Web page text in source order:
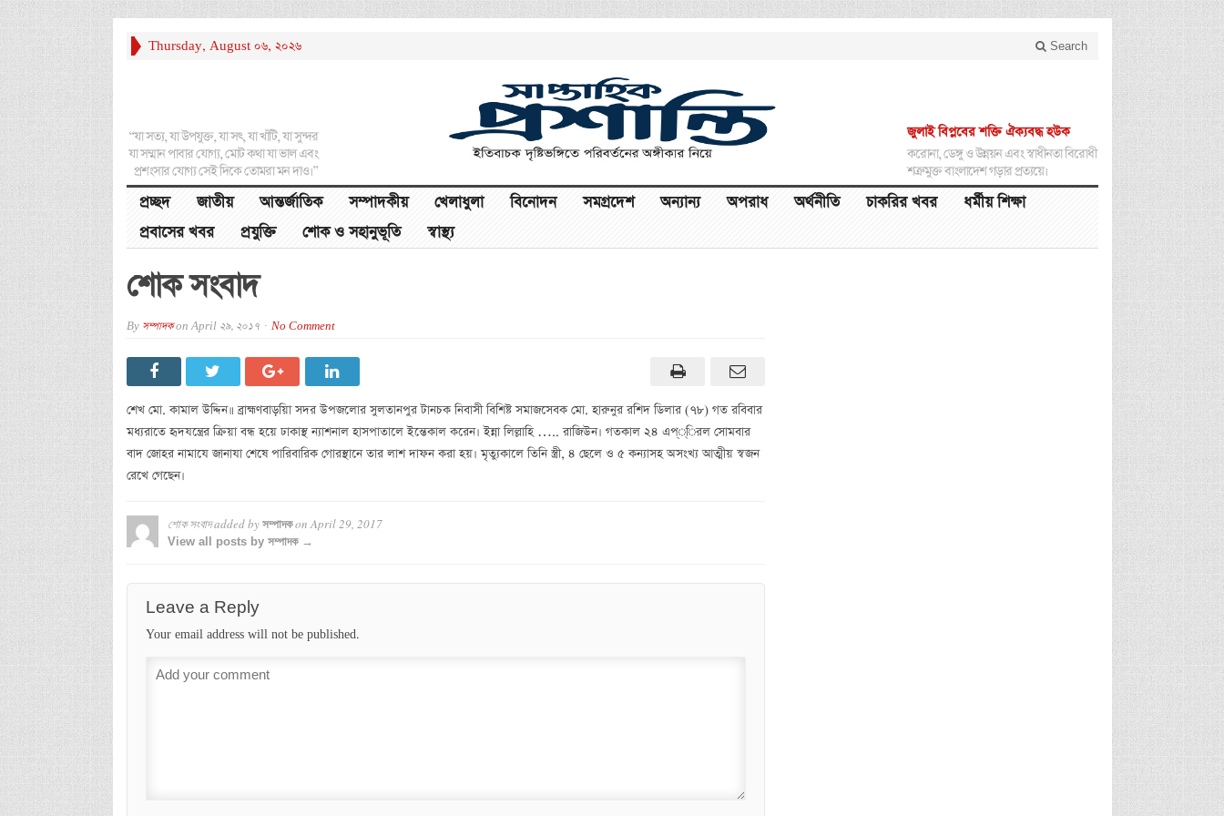
Thursday, August 06, 2026 Search
“যা সত্য, যা উপযুক্ত, যা সৎ, যা খাঁটি, যা সুন্দর
যা সম্মান পাবার যোগ্য, মোট কথা যা ভাল এবং
প্রশংসার যোগ্য সেই দিকে তোমরা মন দাও।”
জুলাই বিপ্লবের শক্তি ঐক্যবদ্ধ হউক
করোনা, ডেঙ্গু ও উন্নয়ন এবং স্বাধীনতা বিরোধী
শত্রুমুক্ত বাংলাদেশ গড়ার প্রত্যয়ে।
প্রচ্ছদ জাতীয় আন্তর্জাতিক সম্পাদকীয় খেলাধুলা বিনোদন সমগ্রদেশ অন্যান্য অপরাধ অর্থনীতি চাকরির খবর
ধর্মীয় শিক্ষা
প্রবাসের খবর
প্রযুক্তি শোক ও সহানুভূতি স্বাস্থ্য
শোক সংবাদ
By সম্পাদকonApril 29, 2017 No Comment
শেখ মো. কামাল উদ্দিন॥ ব্রাহ্মণবাড়য়িা সদর উপজলোর সুলতানপুর টানচক নিবাসী বিশিষ্ট সমাজসেবক মো. হারুনুর রশিদ ডিলার (৭৮) গত রবিবার
মধ্যরাতে হৃদযন্ত্রের ক্রিয়া বন্ধ হয়ে ঢাকাস্থ ন্যাশনাল হাসপাতালে ইন্তেকাল করেন। ইন্না লিল্লাহি ….. রাজিউন। গতকাল ২৪ এপ্্িরল সোমবার
বাদ জোহর নামাযে জানাযা শেষে পারিবারিক গোরস্থানে তার লাশ দাফন করা হয়। মৃত্যুকালে তিনি স্ত্রী, ৪ ছেলে ও ৫ কন্যাসহ অসংখ্য আত্মীয় স্বজন
রেখে গেছেন।
শোক সংবাদadded by সম্পাদকonApril 29, 2017
View all posts by সম্পাদক →
Leave a Reply
Your email address will not be published.